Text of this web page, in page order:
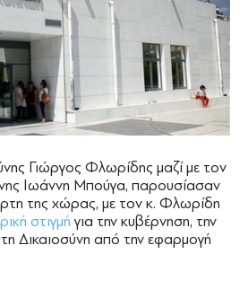
Γιώργος Φλωρίδης μαζί με τον
Ιωάννη Μπούγα, παρουσίασαν
της χώρας, με τον κ. Φλωρίδη
στιγμή για την κυβέρνηση, την
Δικαιοσύνη από την εφαρμογή